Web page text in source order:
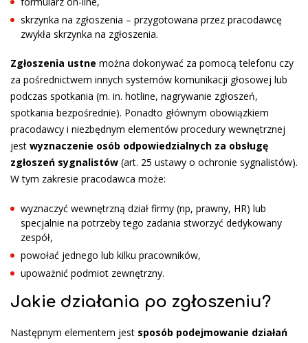
skrzynka na zgłoszenia – przygotowana przez pracodawcę
zwykła skrzynka na zgłoszenia.
Zgłoszenia ustne można dokonywać za pomocą telefonu czy
za pośrednictwem innych systemów komunikacji głosowej lub
podczas spotkania (m. in. hotline, nagrywanie zgłoszeń,
spotkania bezpośrednie). Ponadto głównym obowiązkiem
pracodawcy i niezbędnym elementów procedury wewnętrznej
jest wyznaczenie osób odpowiedzialnych za obsługę
zgłoszeń sygnalistów (art. 25 ustawy o ochronie sygnalistów).
W tym zakresie pracodawca może:
wyznaczyć wewnętrzną dział firmy (np, prawny, HR) lub
specjalnie na potrzeby tego zadania stworzyć dedykowany
zespół,
powołać jednego lub kilku pracowników,
upoważnić podmiot zewnętrzny.
Jakie działania po zgłoszeniu?
Następnym elementem jest sposób podejmowanie działań